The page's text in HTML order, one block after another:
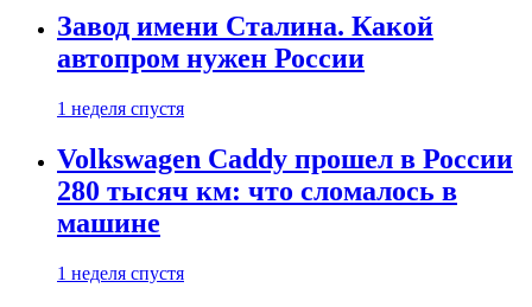
Завод имени Сталина. Какой
автопром нужен России
1 неделя спустя
Volkswagen Caddy прошел в России
280 тысяч км: что сломалось в
машине
1 неделя спустя